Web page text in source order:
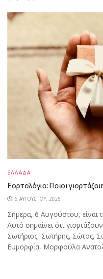
ΕΛΛΑΔΑ
Εορτολόγιο: Ποιοι
6 ΑΥΓΟΎΣΤΟΥ, 2026
Σήμερα, 6 Αυγούστου, είναι
Αυτό σημαίνει ότι
Σωτήριος, Σωτήρης, Σώτος,
Ευμορφία, Μορφούλα